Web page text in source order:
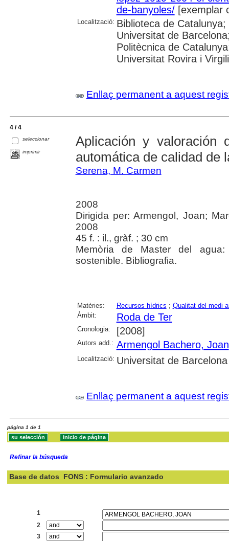
de-banyoles/[exemplar
Localització: Biblioteca de
Universitat de
Politècnica de
Universitat Rovira i
Enllaç permanent a aquest
4 / 4
seleccionar
imprimir
Aplicación y valoración
automática de calidad de
Serena, M. Carmen
2008
Dirigida per: Armengol, Joan;
2008
45 f. : il., gràf. ; 30 cm
Memòria de Master del agua:
sostenible. Bibliografia.
Matèries: Recursos hídrics ; Qualitat del medi
Àmbit:
Roda de Ter
Cronologia: [2008]
Autors add.: Armengol Bachero, Joan
Localització: Universitat de Barcelona
Enllaç permanent a aquest
página 1 de 1
Refinar la búsqueda
Base de datos FONS : Formulario avanzado
1
2
3